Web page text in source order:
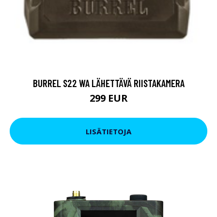
BURREL S22 WA LÄHETTÄVÄ RIISTAKAMERA
299 EUR
LISÄTIETOJA